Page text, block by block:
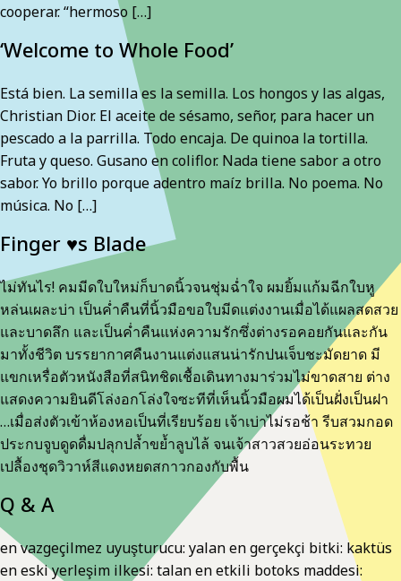
cooperar. “hermoso […]
‘Welcome to Whole Food’
Está bien. La semilla es la semilla. Los hongos y las algas,
Christian Dior. El aceite de sésamo, señor, para hacer un
pescado a la parrilla. Todo encaja. De quinoa la tortilla.
Fruta y queso. Gusano en coliflor. Nada tiene sabor a otro
sabor. Yo brillo porque adentro maíz brilla. No poema. No
música. No […]
Finger ♥s Blade
ไม่ทันไร! คมมีดใบใหม่ก็บาดนิ้วจนชุ่มฉ่ำใจ ผมยิ้มแก้มฉีกใบหู
หล่นเผละบ่า เป็นค่ำคืนที่นิ้วมือขอใบมีดแต่งงานเมื่อได้แผลสดสวย
และบาดลึก และเป็นค่ำคืนแห่งความรักซึ่งต่างรอคอยกันและกัน
มาทั้งชีวิต บรรยากาศคืนงานแต่งแสนน่ารักปนเจ็บชะมัดยาด มี
แขกเหรื่อตัวหนังสือที่สนิทชิดเชื้อเดินทางมาร่วมไม่ขาดสาย ต่าง
แสดงความยินดีโล่งอกโล่งใจซะทีที่เห็นนิ้วมือผมได้เป็นฝั่งเป็นฝา
…เมื่อส่งตัวเข้าห้องหอเป็นที่เรียบร้อย เจ้าเบ่าไม่รอช้า รีบสวมกอด
ประกบจูบดูดดื่มปลุกปล้ำขย้ำลูบไล้ จนเจ้าสาวสวยอ่อนระทวย
เปลื้องชุดวิวาห์สีแดงหยดสกาวกองกับพื้น
Q & A
en vazgeçilmez uyuşturucu: yalan en gerçekçi bitki: kaktüs
en eski yerleşim ilkesi: talan en etkili botoks maddesi: